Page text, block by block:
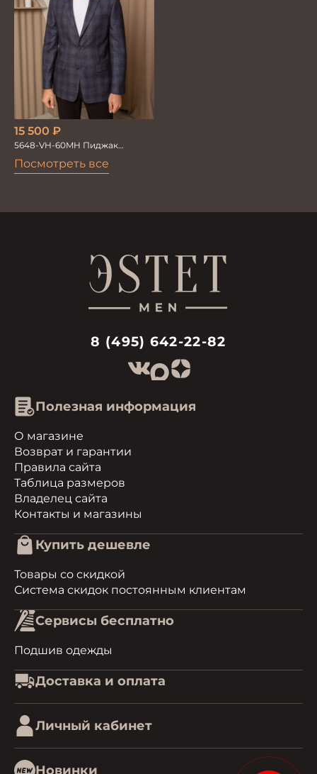
Посмотреть все
15 500 ₽
5648-VH-60MH Пиджак
8 (495) 642-22-82
Полезная информация
О магазине
Возврат и гарантии
Правила сайта
Таблица размеров
Владелец сайта
Контакты и магазины
Купить дешевле
Товары со скидкой
Система скидок постоянным клиентам
Сервисы бесплатно
Подшив одежды
Доставка и оплата
Личный кабинет
Новинки